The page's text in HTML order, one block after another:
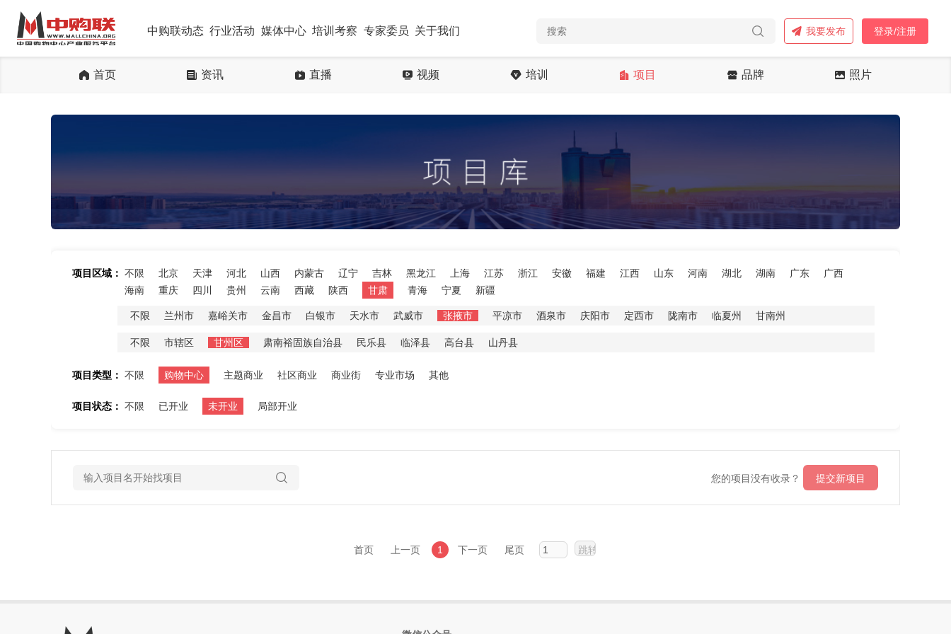
中购联动态 行业活动 媒体中心 培训考察 专家委员 关于我们 我要发布 登录/注册
首页 资讯 直播 视频 培训 项目 品牌 照片
项目区域： 不限 北京 天津 河北 山西 内蒙古 辽宁 吉林 黑龙江 上海 江苏 浙江 安徽 福建 江西 山东 河南 湖北 湖南 广东
广西
海南
重庆 四川 贵州 云南 西藏 陕西 甘肃 青海 宁夏 新疆
不限 兰州市 嘉峪关市 金昌市 白银市 天水市 武威市 张掖市 平凉市 酒泉市 庆阳市 定西市 陇南市 临夏州 甘南州
不限 市辖区 甘州区 肃南裕固族自治县 民乐县 临泽县 高台县 山丹县
项目类型： 不限 购物中心 主题商业 社区商业 商业街 专业市场 其他
项目状态： 不限 已开业 未开业 局部开业
您的项目没有收录？ 提交新项目
首页 上一页 1 下一页 尾页